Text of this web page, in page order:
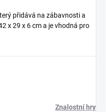
přidává na zábavnosti a
x 29 x 6 cm a je vhodná pro
Znalostní hry